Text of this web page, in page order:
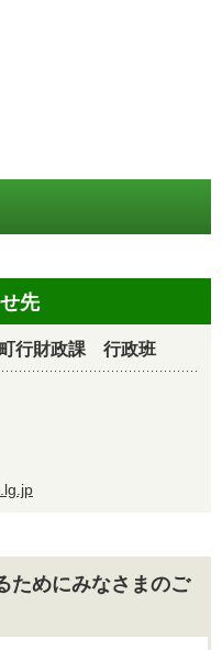
先
行財政課 行政班
ためにみなさまのご